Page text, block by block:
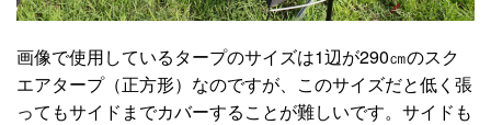
画像で使用しているタープのサイズは1辺が290㎝のスク
エアタープ（正方形）なのですが、このサイズだと低く張
ってもサイドまでカバーすることが難しいです。サイドも